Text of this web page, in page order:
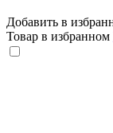
Добавить в
Товар в избранном